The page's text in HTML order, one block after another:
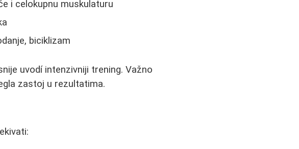
i celokupnu muskulaturu
biciklizam
uvodí intenzivniji trening. Važno
zastoj u rezultatima.